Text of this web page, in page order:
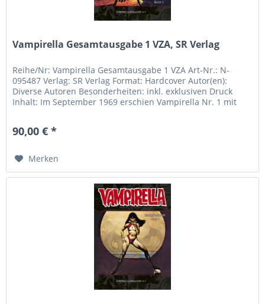
Vampirella Gesamtausgabe 1 VZA, SR Verlag
Reihe/Nr: Vampirella Gesamtausgabe 1 VZA Art-Nr.: N-
095487 Verlag: SR Verlag Format: Hardcover Autor(en):
Diverse Autoren Besonderheiten: inkl. exklusiven Druck
Inhalt: Im September 1969 erschien Vampirella Nr. 1 mit
90,00 € *
Merken